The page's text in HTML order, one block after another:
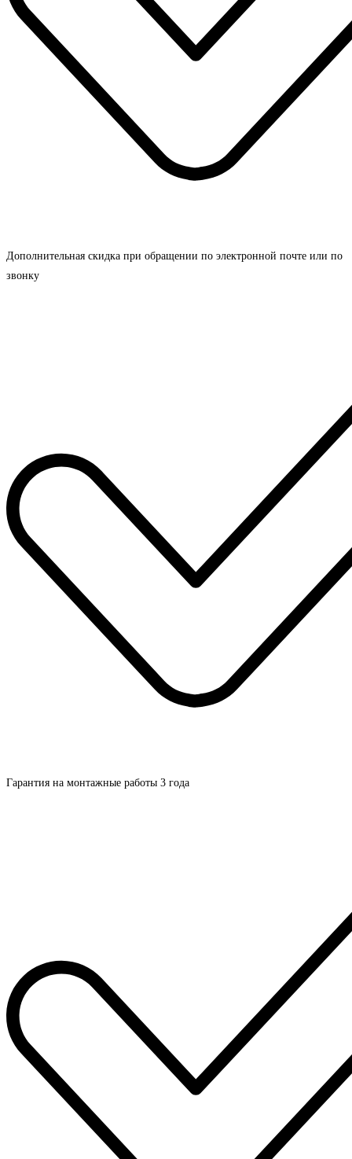
Дополнительная скидка при обращении по электронной почте или по
звонку
Гарантия на монтажные работы 3 года